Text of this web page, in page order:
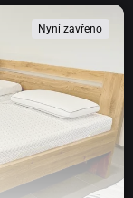
Nyní zavřeno